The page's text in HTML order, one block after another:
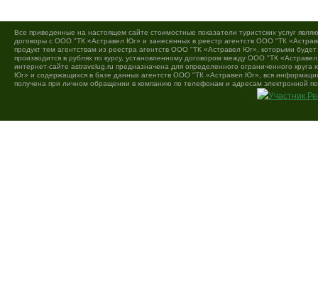
Все приведенные на настоящем сайте стоимостные показатели туристских услуг
договоры с ООО "ТК «Астравел Юг» и занесенных в реестр агентств ООО "ТК
продукт тем агентствам из реестра агентств ООО "ТК «Астравел Юг», которыми
производится в рублях по курсу, установленному договором между ООО "ТК
интернет-сайте astravelug.ru предназначена для определенного ограниченного
Юг» и содержащихся в базе данных агентств ООО "ТК «Астравел Юг», вся
получена при личном обращении в компанию по телефонам и адресам электронной